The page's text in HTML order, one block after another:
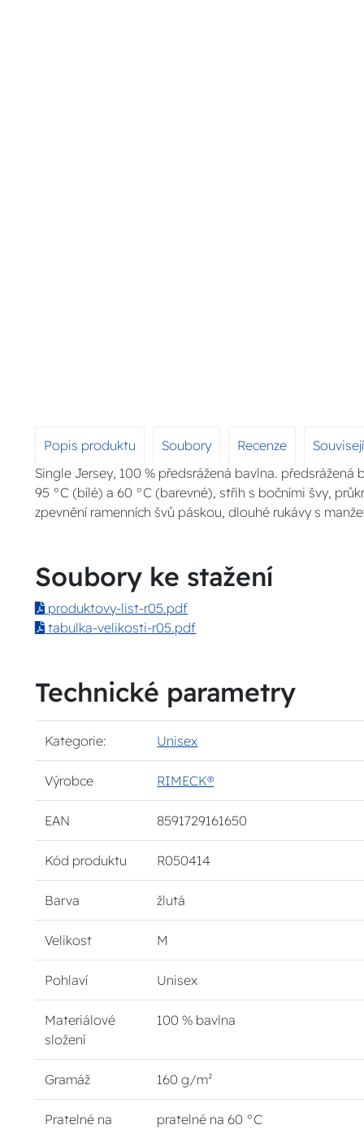
Popis produktu Soubory Recenze
Single Jersey, 100 % předsrážená bavlna.
95 °C (bílé) a 60 °C (barevné), střih s bočními švy,
zpevnění ramenních švů páskou, dlouhé rukávy s
Soubory ke stažení
produktovy-list-r05.pdf
tabulka-velikosti-r05.pdf
Technické parametry
Kategorie: Unisex
Výrobce RIMECK®
EAN 8591729161650
Kód produktu R050414
Barva žlutá
Velikost M
Pohlaví Unisex
Materiálové
složení
100 % bavlna
Gramáž 160 g/m²
Pratelné na pratelné na 60 °C